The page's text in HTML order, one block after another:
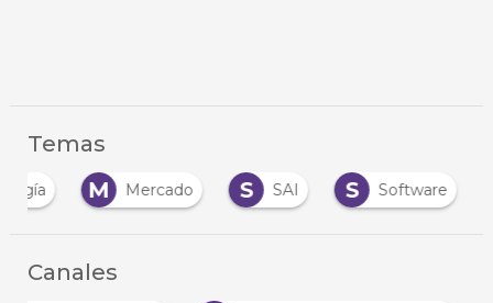
Temas
M Mercado S SAI S Software
Canales